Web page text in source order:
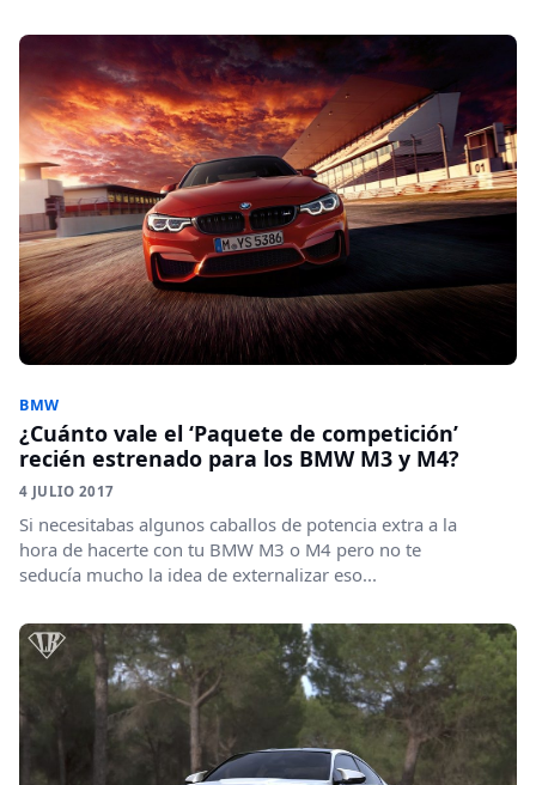
BMW
¿Cuánto vale el ‘Paquete de competición’
recién estrenado para los BMW M3 y M4?
4 JULIO 2017
Si necesitabas algunos caballos de potencia extra a la
hora de hacerte con tu BMW M3 o M4 pero no te
seducía mucho la idea de externalizar eso...